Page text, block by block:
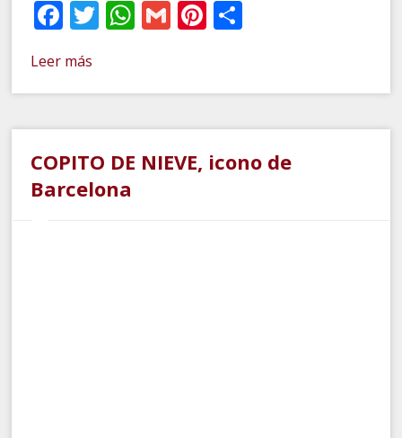
Facebook
Twitter
WhatsApp
GmailPinterest
Leer más
COPITO DE NIEVE, icono de
Barcelona